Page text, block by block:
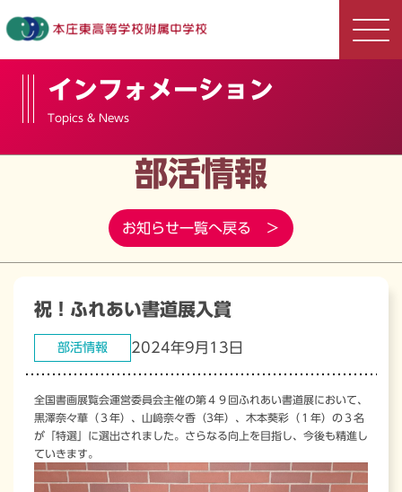
インフォメーション
Topics & News
部活情報
お知らせ一覧へ戻る ＞
祝！ふれあい書道展入賞
部活情報 2024年9月13日
全国書画展覧会運営委員会主催の第４９回ふれあい書道展において、
黒澤奈々華（３年）、山﨑奈々香（3年）、木本葵彩（１年）の３名
が「特選」に選出されました。さらなる向上を目指し、今後も精進し
ていきます。